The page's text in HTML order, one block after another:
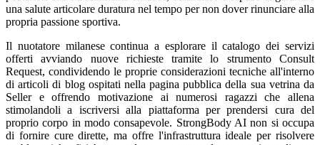
una salute articolare duratura nel tempo per non dover rinunciare alla
propria passione sportiva.
Il nuotatore milanese continua a esplorare il catalogo dei servizi
offerti avviando nuove richieste tramite lo strumento Consult
Request, condividendo le proprie considerazioni tecniche all'interno
di articoli di blog ospitati nella pagina pubblica della sua vetrina da
Seller e offrendo motivazione ai numerosi ragazzi che allena
stimolandoli a iscriversi alla piattaforma per prendersi cura del
proprio corpo in modo consapevole. StrongBody AI non si occupa
di fornire cure dirette, ma offre l'infrastruttura ideale per risolvere